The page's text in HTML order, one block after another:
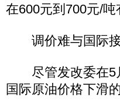
在600元到700元/吨
调价难与国际
尽管发改委在5
国际原油价格下滑的